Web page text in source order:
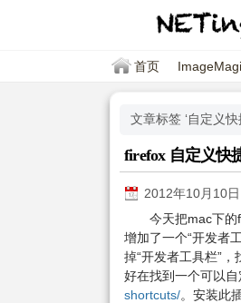
首页
文章标签 ‘自定义快
firefox 自定义快
2012年10月10日
今天把mac下
增加了一个“开发者
掉“开发者工具栏”
好在找到一个可以自
shortcuts/。安装此